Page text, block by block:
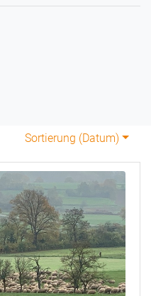
Sortierung (Datum)